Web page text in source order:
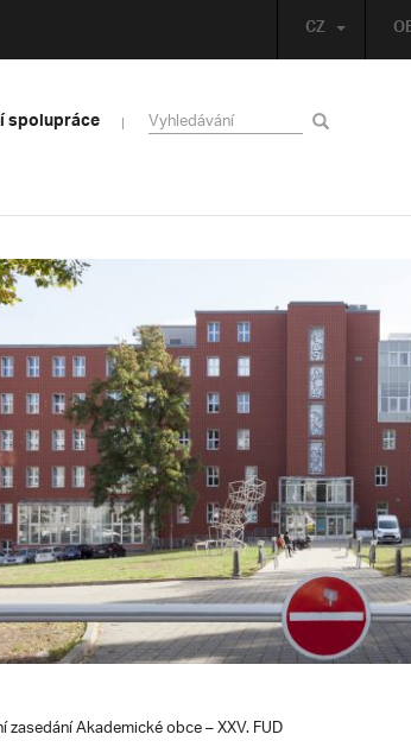
CZ
spolupráce
zasedání Akademické obce – XXV. FUD